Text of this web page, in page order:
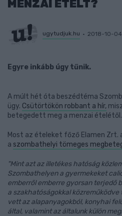
MENZAI ÉTELT?
ugytudjuk.hu 2018-10-
Egyre inkább úgy tűnik.
A múlt hét óta beszédtéma
ügy. Csütörtökön robbant a hír,
betegedett meg a menzai ételétől.
Most az ételeket főző Elamen
a szombathelyi tömeges
"Mint azt az illetékes hatóság
Szombathelyen a gyermekeket
emberről emberre gyorsan terjedő
a szakhatóságokkal
vett az alapanyagokból, konyhai
által, valamint az általunk külön